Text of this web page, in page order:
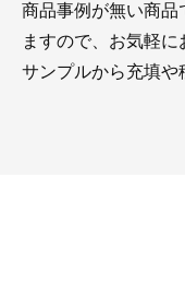
商品事例が無い商品
ますので、お気軽に
サンプルから充填や